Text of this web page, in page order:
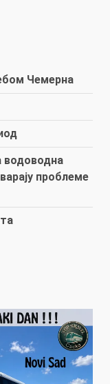
Чемерна
водоводна
проблеме